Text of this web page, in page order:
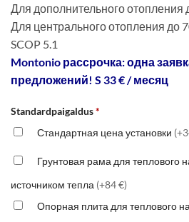
составляла
1949 €.
1875 €.
Для дополнительного отопления
Для центрального отопления до
SCOP 5.1
Montonio рассрочка: одна
предложений! S 33 € / месяц
Standardpaigaldus*
Стандартная цена установки
Грунтовая рама для теплового
источником тепла (+84 €)
Опорная плита для теплового